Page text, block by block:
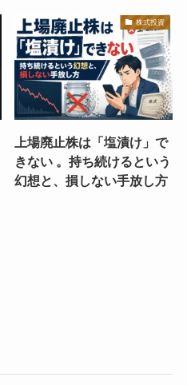
株式投資
上場廃止株は「塩漬け」で
きない 。持ち続けるという
幻想と、損しない手放し方